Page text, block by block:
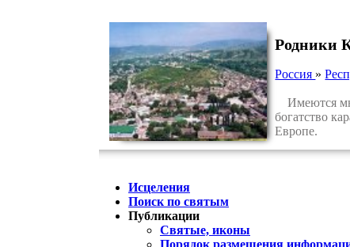
Родники
Россия »
Имеются
богатство
Европе.
Исцеления
Поиск по святым
Публикации
Святые, иконы